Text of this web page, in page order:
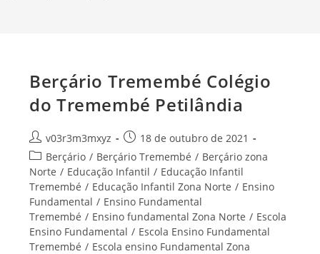
Berçário Tremembé Colégio
do Tremembé Petilândia
Autor
do
post:
v03r3m3mxyz
Post
publicado:
18 de outubro de 2021
Categoria
do
post:
Berçário / Berçário Tremembé / Berçário zona
Norte / Educação Infantil / Educação Infantil
Tremembé / Educação Infantil Zona Norte / Ensino
Fundamental / Ensino Fundamental
Tremembé / Ensino fundamental Zona Norte / Escola
Ensino Fundamental / Escola Ensino Fundamental
Tremembé / Escola ensino Fundamental Zona